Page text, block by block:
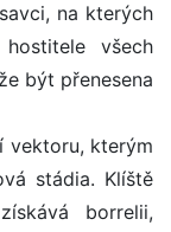
na kterých
všech
být přenesena
vektoru, kterým
stádia. Klíště
borrelii,